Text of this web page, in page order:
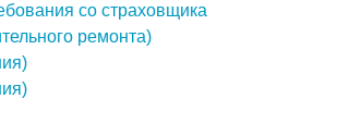
со страховщика
ремонта)